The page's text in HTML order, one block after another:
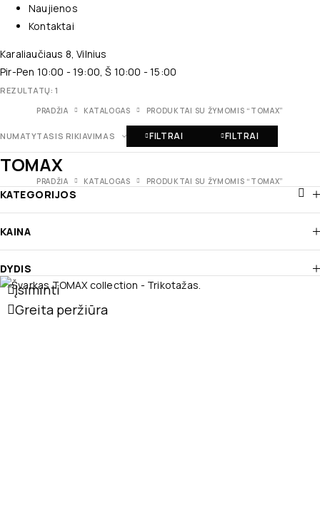
Naujienos
Kontaktai
Karaliaučiaus 8, Vilnius
Pir-Pen 10:00 - 19:00, Š 10:00 - 15:00
REZULTATŲ: 1
PRADŽIA KATALOGAS PRODUKTAI SU ŽYMOMIS “TOMAX”
NUMATYTASIS RIKIAVIMAS FILTRAI FILTRAI
TOMAX
PRADŽIA KATALOGAS PRODUKTAI SU ŽYMOMIS “TOMAX”
KATEGORIJOS
KAINA
DYDIS
Įsiminti
Greita peržiūra